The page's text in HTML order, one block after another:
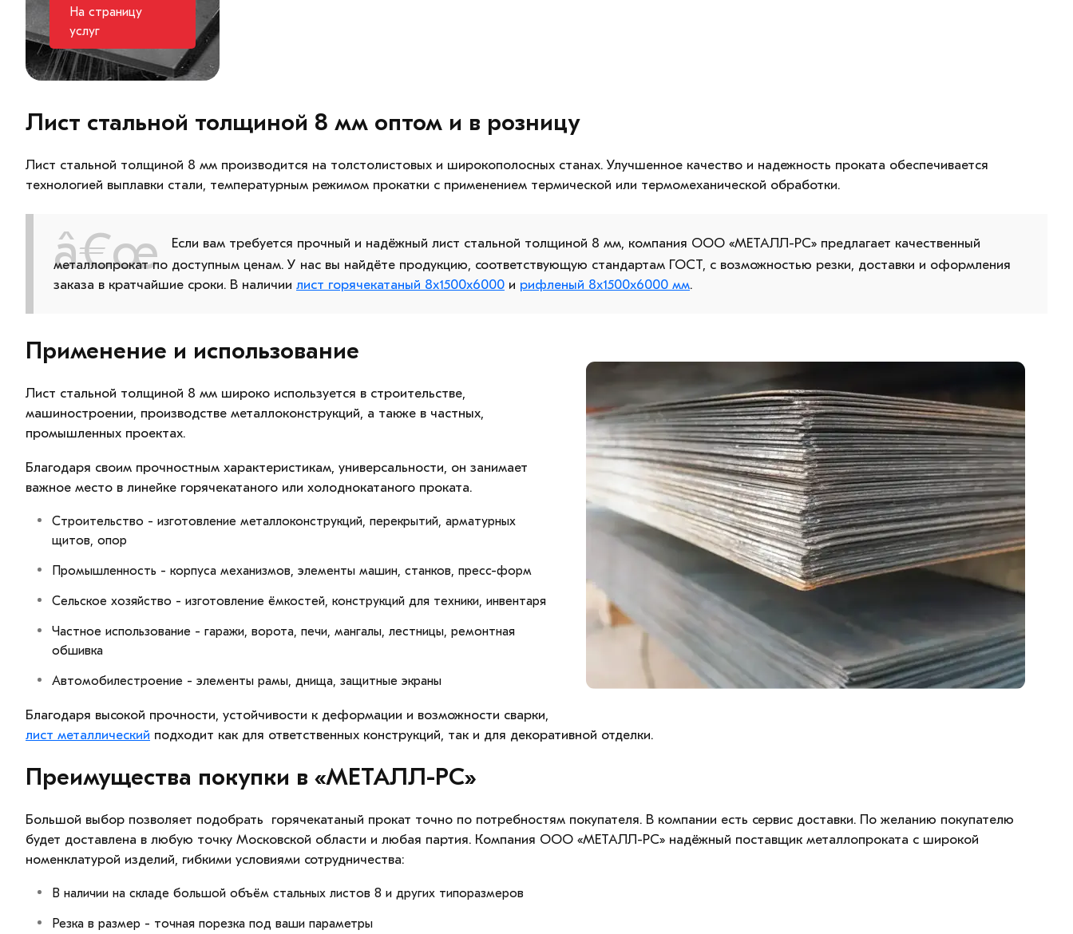
На страницу
услуг
Лист стальной толщиной 8 мм оптом и в розницу
Лист стальной толщиной 8 мм производится на толстолистовых и широкополосных станах. Улучшенное качество и надежность проката обеспечивается
технологией выплавки стали, температурным режимом прокатки с применением термической или термомеханической обработки.
Если вам требуется прочный и надёжный лист стальной толщиной 8 мм, компания ООО «МЕТАЛЛ-РС» предлагает качественный
металлопрокат по доступным ценам. У нас вы найдёте продукцию, соответствующую стандартам ГОСТ, с возможностью резки, доставки и оформления
заказа в кратчайшие сроки. В наличии лист горячекатаный 8х1500х6000 и рифленый 8х1500х6000 мм.
Применение и использование
Лист стальной толщиной 8 мм широко используется в строительстве,
машиностроении, производстве металлоконструкций, а также в частных,
промышленных проектах.
Благодаря своим прочностным характеристикам, универсальности, он занимает
важное место в линейке горячекатаного или холоднокатаного проката.
Строительство - изготовление металлоконструкций, перекрытий, арматурных
щитов, опор
Промышленность - корпуса механизмов, элементы машин, станков, пресс-форм
Сельское хозяйство - изготовление ёмкостей, конструкций для техники, инвентаря
Частное использование - гаражи, ворота, печи, мангалы, лестницы, ремонтная
обшивка
Автомобилестроение - элементы рамы, днища, защитные экраны
Благодаря высокой прочности, устойчивости к деформации и возможности сварки,
лист металлический подходит как для ответственных конструкций, так и для декоративной отделки.
Преимущества покупки в «МЕТАЛЛ-РС»
Большой выбор позволяет подобрать горячекатаный прокат точно по потребностям покупателя. В компании есть сервис доставки. По желанию покупателю
будет доставлена в любую точку Московской области и любая партия. Компания ООО «МЕТАЛЛ-РС» надёжный поставщик металлопроката с широкой
номенклатурой изделий, гибкими условиями сотрудничества:
В наличии на складе большой объём стальных листов 8 и других типоразмеров
Резка в размер - точная порезка под ваши параметры